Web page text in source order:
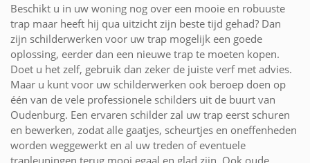
Beschikt u in uw woning nog over een mooie en robuuste
trap maar heeft hij qua uitzicht zijn beste tijd gehad? Dan
zijn schilderwerken voor uw trap mogelijk een goede
oplossing, eerder dan een nieuwe trap te moeten kopen.
Doet u het zelf, gebruik dan zeker de juiste verf met advies.
Maar u kunt voor uw schilderwerken ook beroep doen op
één van de vele professionele schilders uit de buurt van
Oudenburg. Een ervaren schilder zal uw trap eerst schuren
en bewerken, zodat alle gaatjes, scheurtjes en oneffenheden
worden weggewerkt en al uw treden of eventuele
trapleuningen terug mooi egaal en glad zijn. Ook oude